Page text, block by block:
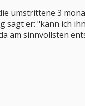
umstrittene 3
sagt er: "kann ich
am sinnvollsten